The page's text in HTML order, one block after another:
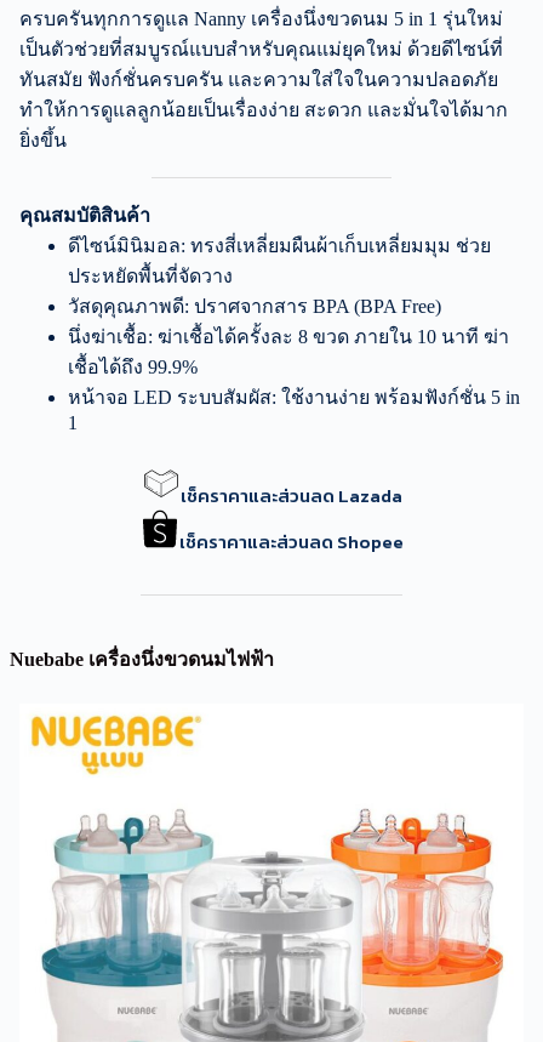
ครบครันทุกการดูแล Nanny เครื่องนึ่งขวดนม 5 in 1 รุ่นใหม่
เป็นตัวช่วยที่สมบูรณ์แบบสำหรับคุณแม่ยุคใหม่ ด้วยดีไซน์ที่
ทันสมัย ฟังก์ชั่นครบครัน และความใส่ใจในความปลอดภัย
ทำให้การดูแลลูกน้อยเป็นเรื่องง่าย สะดวก และมั่นใจได้มาก
ยิ่งขึ้น
คุณสมบัติสินค้า
ดีไซน์มินิมอล: ทรงสี่เหลี่ยมผืนผ้าเก็บเหลี่ยมมุม ช่วย
ประหยัดพื้นที่จัดวาง
วัสดุคุณภาพดี: ปราศจากสาร BPA (BPA Free)
นึ่งฆ่าเชื้อ: ฆ่าเชื้อได้ครั้งละ 8 ขวด ภายใน 10 นาที ฆ่า
เชื้อได้ถึง 99.9%
หน้าจอ LED ระบบสัมผัส: ใช้งานง่าย พร้อมฟังก์ชั่น 5 in
1
เช็คราคาและส่วนลด Lazada
เช็คราคาและส่วนลด Shopee
Nuebabe เครื่องนึ่งขวดนมไฟฟ้า